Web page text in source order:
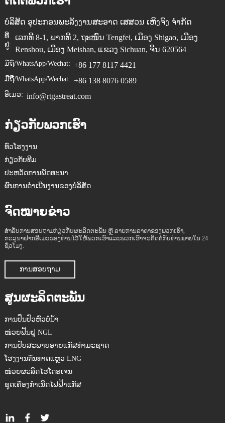
ບໍລິສັດ ອຸປະກອນພະລັງງານສະອາດ ເສສວນ ເຫິງຈົງ ຈຳກັດ
ທີ່
ຢູ່:
ເລກທີ 8-1, ພາກທີ 2, ຖະໜົນ Tengfei, ເມືອງ Shigao, ເມືອງ
Renshou, ເມືອງ Meishan, ແຂວງ Sichuan, ຈີນ 620564
ມືຖື/WhatsApp/Wechat: +86 177 8117 4421
ມືຖື/WhatsApp/Wechat: +86 138 8076 0589
ອີເມວ: info@rtgastreat.com
ກ່ຽວກັບພວກເຮົາ
ທົວໂຮງງານ
ກ່ຽວກັບທີມ
ປະຫວັດການພັດທະນາ
ຜົນການດຳເນີນງານຂອງບໍລິສັດ
ຈົດໝາຍຂ່າວ
ສຳລັບການສອບຖາມກ່ຽວກັບຜະລິດຕະພັນ ຫຼື ລາຍການລາຄາຂອງພວກເຮົາ,
ກະລຸນາຝາກອີເມວຂອງທ່ານໄວ້ໃຫ້ພວກເຮົາແລະພວກເຮົາຈະຕິດຕໍ່ກັບທ່ານພາຍໃນ 24
ຊົ່ວໂມງ.
ການສອບຖາມ
ສູນຜະລິດຕະພັນ
ການປິ່ນປົວຫົວບໍ່ນ້ຳ
ໜ່ວຍຟື້ນຟູ NGL
ການປັບສະພາບອາຍແກັສທຳມະຊາດ
ໂຮງງານກັ່ນທາດແຫຼວ LNG
ໜ່ວຍຜະລິດໄຮໂດຣເຈນ
ຊຸດເຄື່ອງກຳເນີດໄຟຟ້າແກັສ